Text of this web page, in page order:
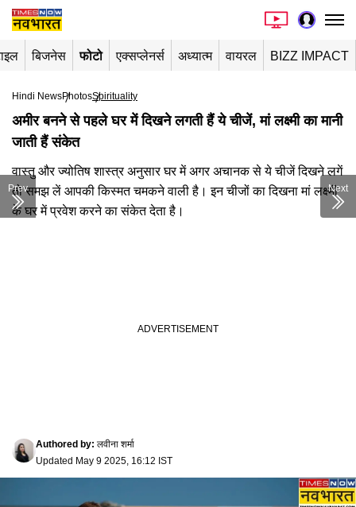
बिजनेस फोटो एक्सप्लेनर्स अध्यात्म वायरल BIZZ IMPACT
Hindi NewsPhotosSpirituality
अमीर बनने से पहले घर में दिखने लगती हैं ये चीजें, मां लक्ष्मी का मानी
जाती हैं संकेत
वास्तु और ज्योतिष शास्त्र अनुसार घर में अगर अचानक से ये चीजें दिखने लगें
तो समझ लें आपकी किस्मत चमकने वाली है। इन चीजों का दिखना मां लक्ष्मी
के घर में प्रवेश करने का संकेत देता है।
Authored by: लवीना शर्मा
Updated May 9 2025, 16:12 IST
Prev Next